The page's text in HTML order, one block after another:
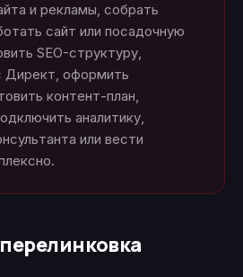
и рекламы, собрать
сайт или посадочную
SEO-структуру,
Директ, оформить
контент-план,
аналитику,
или вести